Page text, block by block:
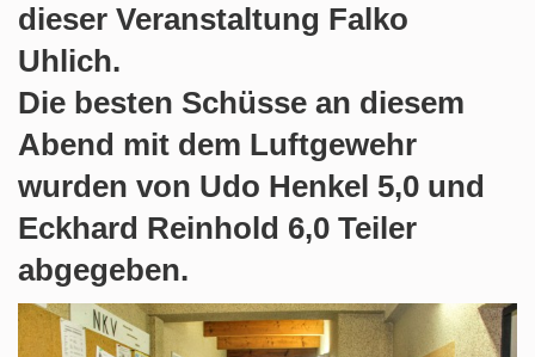
dieser Veranstaltung Falko
Uhlich.
Die besten Schüsse an diesem
Abend mit dem Luftgewehr
wurden von Udo Henkel 5,0 und
Eckhard Reinhold 6,0 Teiler
abgegeben.